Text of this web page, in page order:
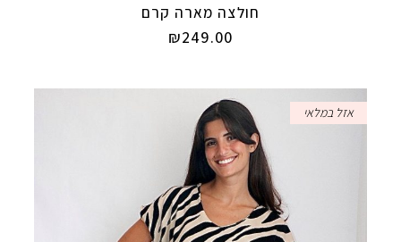
חולצה מארה קרם
₪249.00
אזל במלאי